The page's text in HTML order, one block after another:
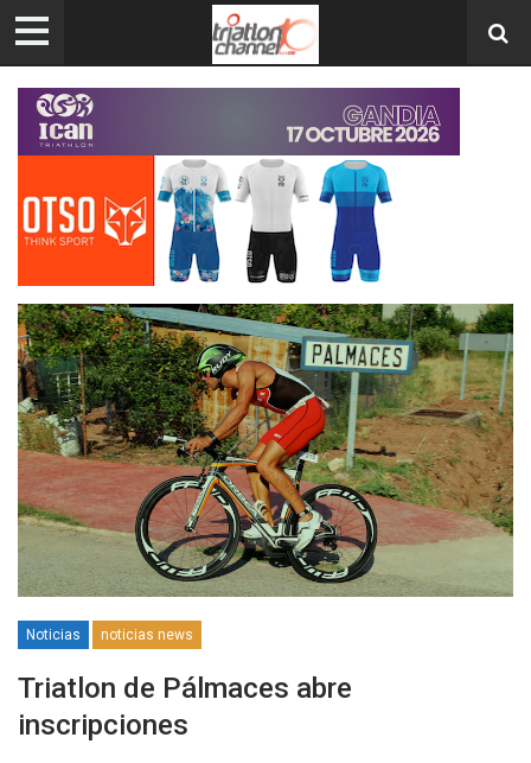
Noticias noticias news
Triatlon de Pálmaces abre
inscripciones